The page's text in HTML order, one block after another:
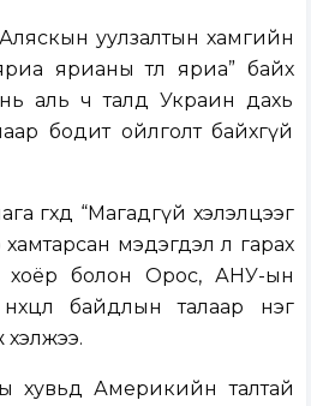
уулзалтын хамгийн
ярианы төлөө яриа” байх
аль ч талд Украин дахь
бодит ойлголт байхгүй
өгөхдөө “Магадгүй хэлэлцээг
хамтарсан мэдэгдэл л гарах
хоёр болон Орос, АНУ-ын
байдлын талаар нэг
хэлжээ.
хувьд Америкийн талтай